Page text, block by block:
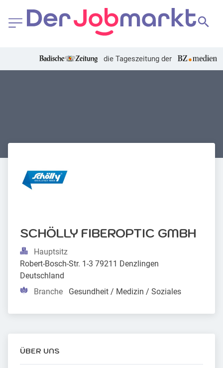
die Tageszeitung der
SCHÖLLY FIBEROPTIC GMBH
Hauptsitz
Robert-Bosch-Str. 1-3 79211 Denzlingen
Deutschland
Branche
Gesundheit / Medizin / Soziales
ÜBER UNS